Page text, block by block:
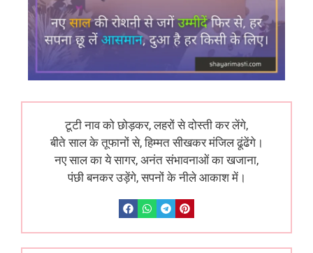
टूटी नाव को छोड़कर, लहरों से दोस्ती कर लेंगे,
बीते साल के तूफानों से, हिम्मत सीखकर मंजिल ढूंढेंगे।
नए साल का ये सागर, अनंत संभावनाओं का खजाना,
पंछी बनकर उड़ेंगे, सपनों के नीले आकाश में।